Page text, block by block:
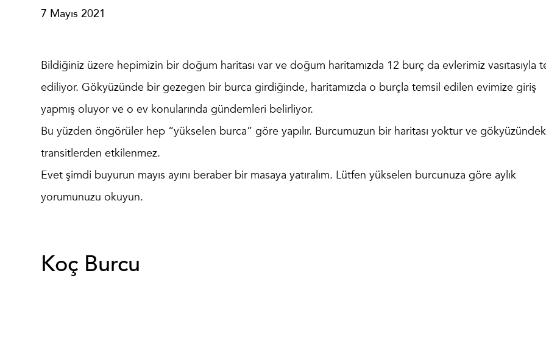
7 Mayıs 2021
Bildiğiniz üzere hepimizin bir doğum haritası var ve doğum haritamızda 12 burç da evlerimiz vasıtasıyla
ediliyor. Gökyüzünde bir gezegen bir burca girdiğinde, haritamızda o burçla temsil edilen evimize giriş
yapmış oluyor ve o ev konularında gündemleri belirliyor.
Bu yüzden öngörüler hep “yükselen burca” göre yapılır. Burcumuzun bir haritası yoktur ve
transitlerden etkilenmez.
Evet şimdi buyurun mayıs ayını beraber bir masaya yatıralım. Lütfen yükselen burcunuza göre aylık
yorumunuzu okuyun.
Koç Burcu